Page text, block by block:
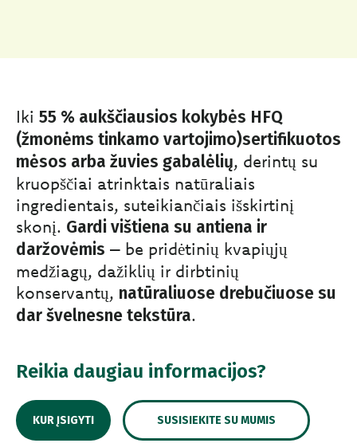
Iki 55 % aukščiausios kokybės HFQ
(žmonėms tinkamo vartojimo)sertifikuotos
mėsos arba žuvies gabalėlių, derintų su
kruopščiai atrinktais natūraliais
ingredientais, suteikiančiais išskirtinį
skonį. Gardi vištiena su antiena ir
daržovėmis – be pridėtinių kvapiųjų
medžiagų, dažiklių ir dirbtinių
konservantų, natūraliuose drebučiuose su
dar švelnesne tekstūra.
Reikia daugiau informacijos?
KUR ĮSIGYTI SUSISIEKITE SU MUMIS